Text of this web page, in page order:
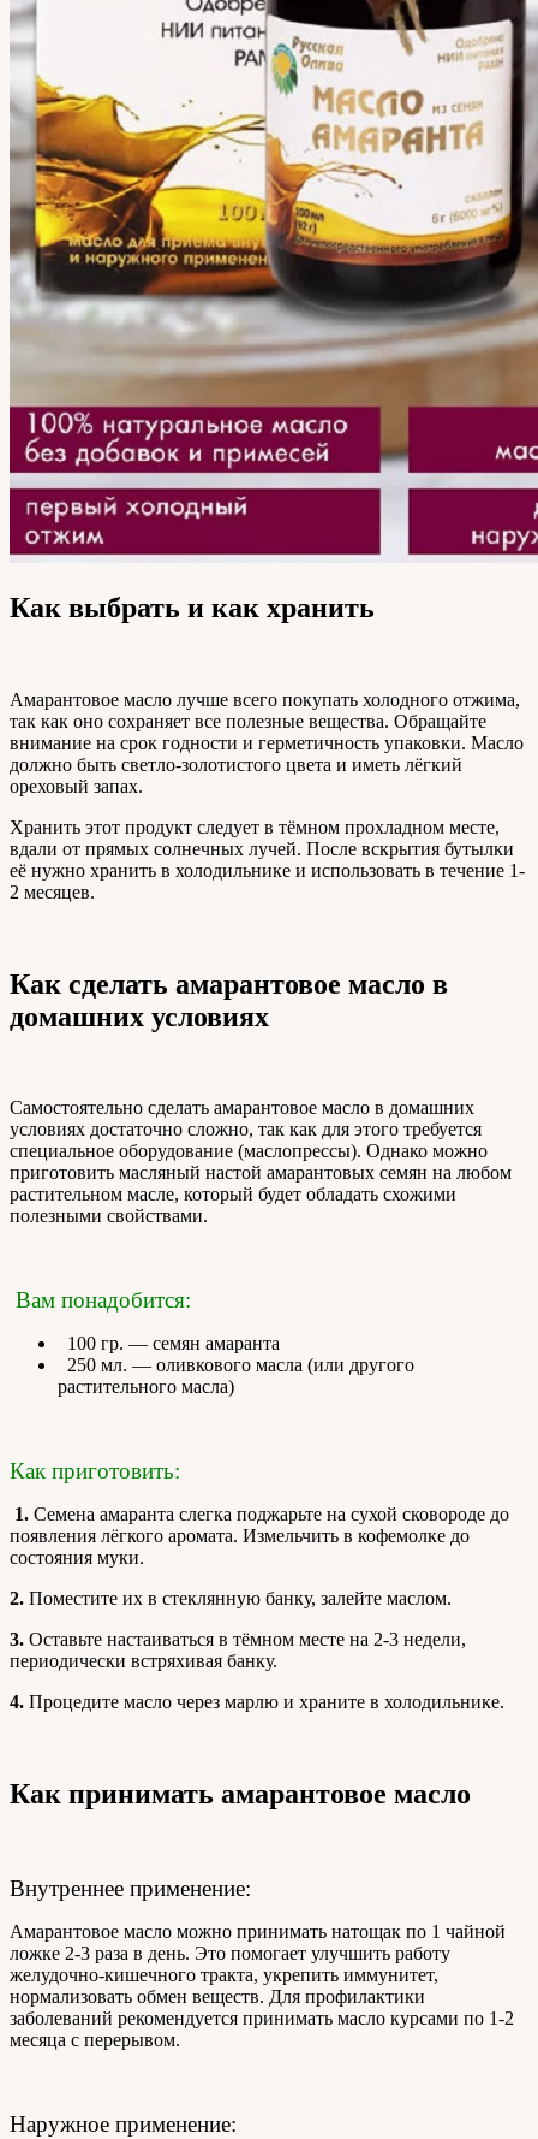
Как выбрать и как хранить
Амарантовое масло лучше всего покупать холодного отжима,
так как оно сохраняет все полезные вещества. Обращайте
внимание на срок годности и герметичность упаковки. Масло
должно быть светло-золотистого цвета и иметь лёгкий
ореховый запах.
Хранить этот продукт следует в тёмном прохладном месте,
вдали от прямых солнечных лучей. После вскрытия бутылки
её нужно хранить в холодильнике и использовать в течение 1-
2 месяцев.
Как сделать амарантовое масло в
домашних условиях
Самостоятельно сделать амарантовое масло в домашних
условиях достаточно сложно, так как для этого требуется
специальное оборудование (маслопрессы). Однако можно
приготовить масляный настой амарантовых семян на любом
растительном масле, который будет обладать схожими
полезными свойствами.
Вам понадобится:
100 гр. — семян амаранта
250 мл. — оливкового масла (или другого
растительного масла)
Как приготовить:
1. Семена амаранта слегка поджарьте на сухой сковороде до
появления лёгкого аромата. Измельчить в кофемолке до
состояния муки.
2. Поместите их в стеклянную банку, залейте маслом.
3. Оставьте настаиваться в тёмном месте на 2-3 недели,
периодически встряхивая банку.
4. Процедите масло через марлю и храните в холодильнике.
Как принимать амарантовое масло
Внутреннее применение:
Амарантовое масло можно принимать натощак по 1 чайной
ложке 2-3 раза в день. Это помогает улучшить работу
желудочно-кишечного тракта, укрепить иммунитет,
нормализовать обмен веществ. Для профилактики
заболеваний рекомендуется принимать масло курсами по 1-2
месяца с перерывом.
Наружное применение: